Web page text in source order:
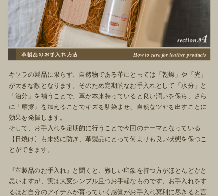
キソラの製品に限らず、自然物である革にとっては「乾燥」や「光」
が大きな敵となります。そのため定期的なお手入れとして「水分」と
「油分」を補うことで、革が本来持っていると良い潤いを保ち、さら
に「摩擦」を加えることでキズを馴染ませ、自然なツヤを出すことに
効果を発揮します。
そして、お手入れを定期的に行うことで今回のテーマとなっている
【日焼け】も未然に防ぎ、革製品にとって何よりも良い状態を保つこ
とができます。
『革製品のお手入れ』と聞くと、難しい印象を持つ方がほとんどかと
思いますが、実は大変シンプル且つお手軽なものです。お手入れをす
るほど自分のアイテムが育っていく感覚がお手入れ冥利に尽きると言